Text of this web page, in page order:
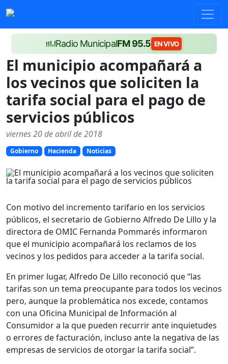
Radio MunicipalFM 95.5 EN VIVO
El municipio acompañará a
los vecinos que soliciten la
tarifa social para el pago de
servicios públicos
viernes 20 de abril de 2018
Gobierno Hacienda Noticias
Con motivo del incremento tarifario en los servicios
públicos, el secretario de Gobierno Alfredo De Lillo y la
directora de OMIC Fernanda Pommarés informaron
que el municipio acompañará los reclamos de los
vecinos y los pedidos para acceder a la tarifa social.
En primer lugar, Alfredo De Lillo reconoció que “las
tarifas son un tema preocupante para todos los vecinos
pero, aunque la problemática nos excede, contamos
con una Oficina Municipal de Información al
Consumidor a la que pueden recurrir ante inquietudes
o errores de facturación, incluso ante la negativa de las
empresas de servicios de otorgar la tarifa social”.